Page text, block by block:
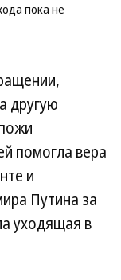
пока не
другую
помогла вера
и
Путина за
уходящая в